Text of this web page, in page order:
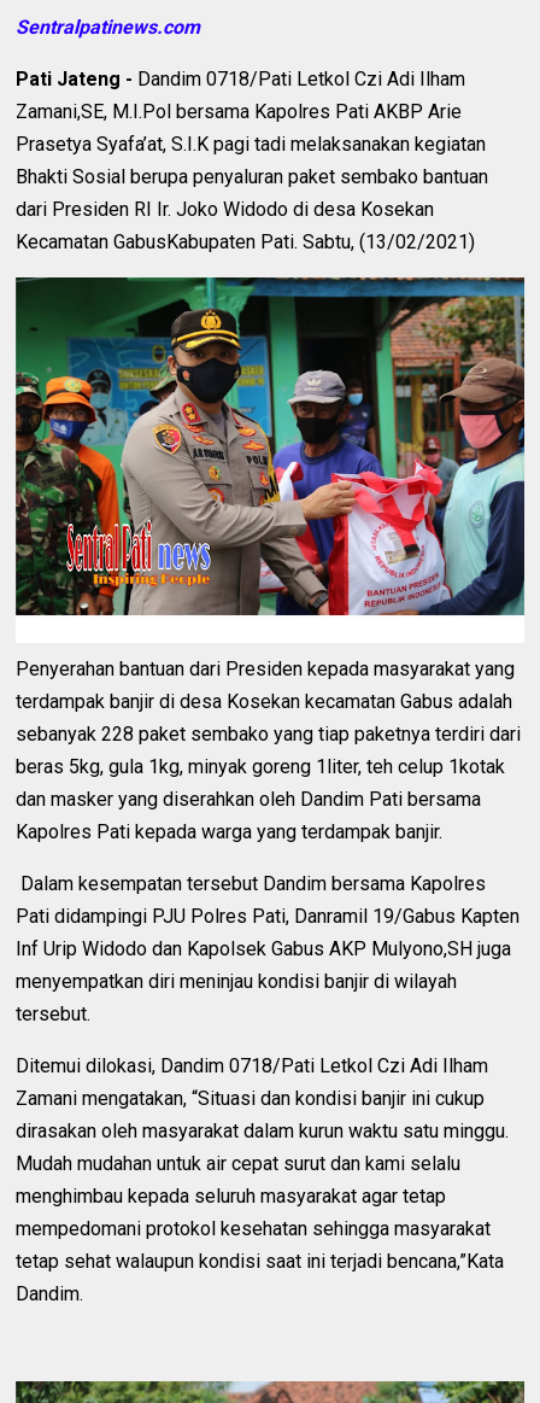
Sentralpatinews.com
Pati Jateng - Dandim 0718/Pati Letkol Czi Adi Ilham
Zamani,SE, M.I.Pol bersama Kapolres Pati AKBP Arie
Prasetya Syafa’at, S.I.K pagi tadi melaksanakan kegiatan
Bhakti Sosial berupa penyaluran paket sembako bantuan
dari Presiden RI Ir. Joko Widodo di desa Kosekan
Kecamatan GabusKabupaten Pati. Sabtu, (13/02/2021)
Penyerahan bantuan dari Presiden kepada masyarakat yang
terdampak banjir di desa Kosekan kecamatan Gabus adalah
sebanyak 228 paket sembako yang tiap paketnya terdiri dari
beras 5kg, gula 1kg, minyak goreng 1liter, teh celup 1kotak
dan masker yang diserahkan oleh Dandim Pati bersama
Kapolres Pati kepada warga yang terdampak banjir.
Dalam kesempatan tersebut Dandim bersama Kapolres
Pati didampingi PJU Polres Pati, Danramil 19/Gabus Kapten
Inf Urip Widodo dan Kapolsek Gabus AKP Mulyono,SH juga
menyempatkan diri meninjau kondisi banjir di wilayah
tersebut.
Ditemui dilokasi, Dandim 0718/Pati Letkol Czi Adi Ilham
Zamani mengatakan, “Situasi dan kondisi banjir ini cukup
dirasakan oleh masyarakat dalam kurun waktu satu minggu.
Mudah mudahan untuk air cepat surut dan kami selalu
menghimbau kepada seluruh masyarakat agar tetap
mempedomani protokol kesehatan sehingga masyarakat
tetap sehat walaupun kondisi saat ini terjadi bencana,”Kata
Dandim.